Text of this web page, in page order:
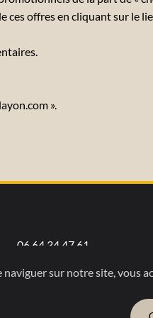
offres en cliquant sur le
».
06 64 34 47 61
Accueil
Notre
Copyright © 2006-
sur notre site, vous